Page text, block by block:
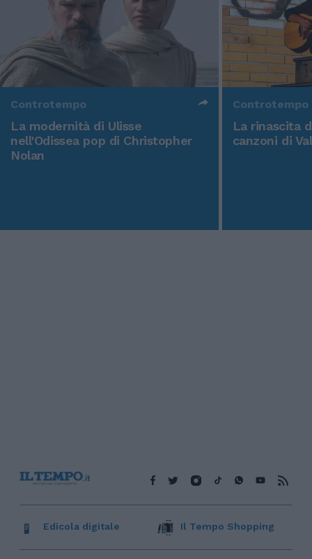
Controtempo
La modernità di Ulisse
nell'Odissea pop di Christopher
Nolan
Controtempo
La rinascita
canzoni di
Edicola digitale Il Tempo Shopping